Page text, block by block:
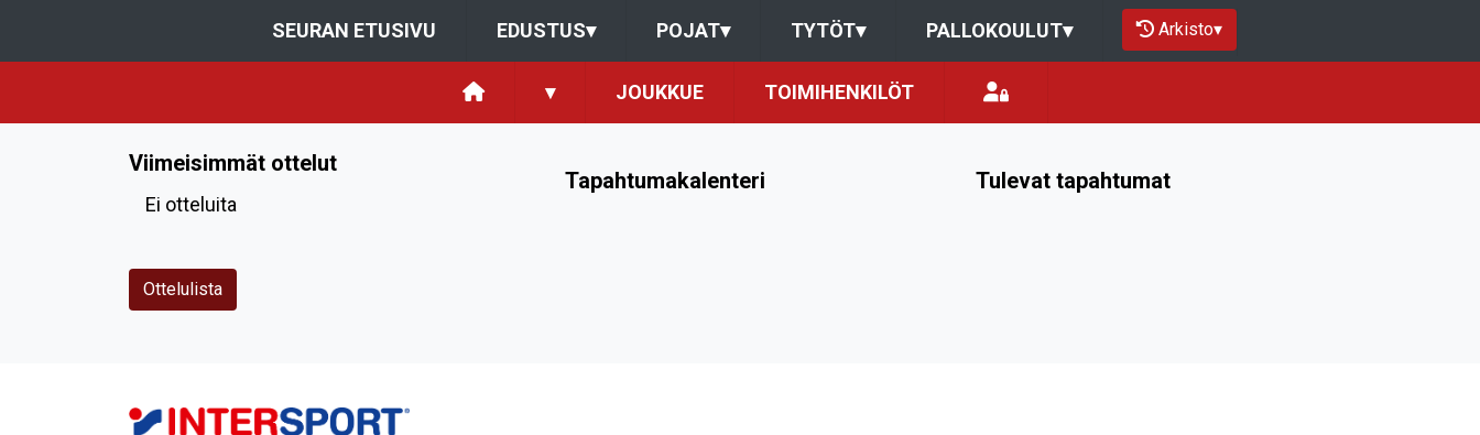
SEURAN ETUSIVU EDUSTUS▾ POJAT▾ TYTÖT▾ PALLOKOULUT▾ Arkisto▾
▾ JOUKKUE TOIMIHENKILÖT
Viimeisimmät ottelut
Ei otteluita
Ottelulista
Tapahtumakalenteri Tulevat tapahtumat